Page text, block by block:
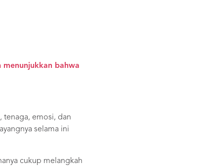
bahwa
tenaga, emosi, dan
selama ini
cukup melangkah